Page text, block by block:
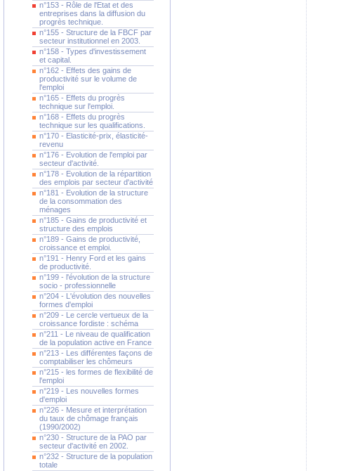
n°153 - Rôle de l'Etat et des
entreprises dans la diffusion du
progrès technique.
n°155 - Structure de la FBCF par
secteur institutionnel en 2003.
n°158 - Types d'investissement
et capital.
n°162 - Effets des gains de
productivité sur le volume de
l'emploi
n°165 - Effets du progrès
technique sur l'emploi.
n°168 - Effets du progrès
technique sur les qualifications.
n°170 - Elasticité-prix, élasticité-
revenu
n°176 - Evolution de l'emploi par
secteur d'activité.
n°178 - Evolution de la répartition
des emplois par secteur d'activité
n°181 - Evolution de la structure
de la consommation des
ménages
n°185 - Gains de productivité et
structure des emplois
n°189 - Gains de productivité,
croissance et emploi.
n°191 - Henry Ford et les gains
de productivité.
n°199 - l'évolution de la structure
socio - professionnelle
n°204 - L'évolution des nouvelles
formes d'emploi
n°209 - Le cercle vertueux de la
croissance fordiste : schéma
n°211 - Le niveau de qualification
de la population active en France
n°213 - Les différentes façons de
comptabiliser les chômeurs
n°215 - les formes de flexibilité de
l'emploi
n°219 - Les nouvelles formes
d'emploi
n°226 - Mesure et interprétation
du taux de chômage français
(1990/2002)
n°230 - Structure de la PAO par
secteur d'activité en 2002.
n°232 - Structure de la population
totale